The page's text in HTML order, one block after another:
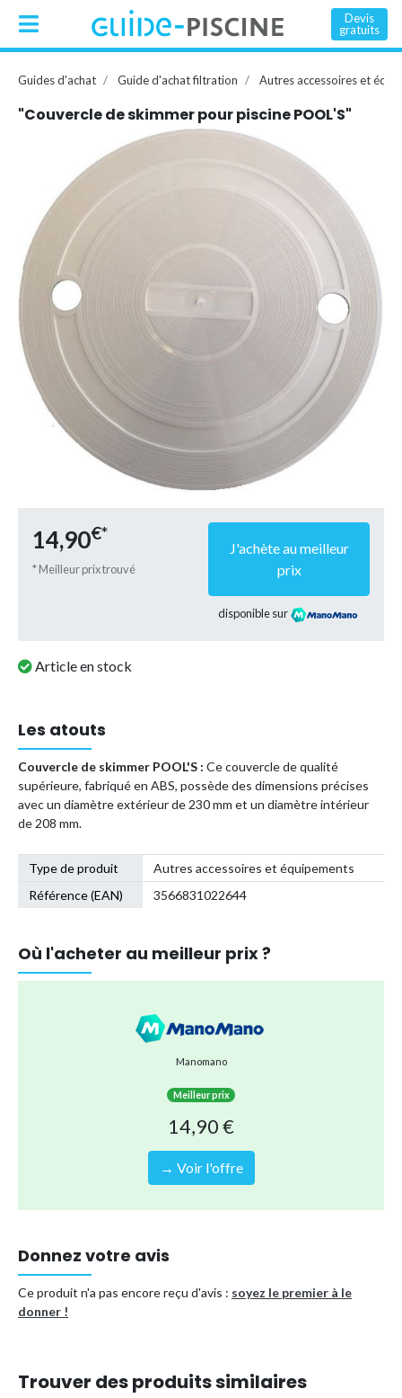
Devis
gratuits
Guides d'achat Guide d'achat filtration Autres accessoires et
"Couvercle de skimmer pour piscine POOL'S"
14,90€*
* Meilleur prix trouvé
J'achète au meilleur
prix
disponible sur
Article en stock
Les atouts
Couvercle de skimmer POOL'S : Ce couvercle de qualité
supérieure, fabriqué en ABS, possède des dimensions précises
avec un diamètre extérieur de 230 mm et un diamètre intérieur
de 208 mm.
Type de produit
Autres accessoires et équipements
Référence (EAN)
3566831022644
Où l'acheter au meilleur prix ?
Manomano
Meilleur prix
14,90 €
→ Voir l'offre
Donnez votre avis
Ce produit n'a pas encore reçu d'avis : soyez le premier à le
donner !
Trouver des produits similaires